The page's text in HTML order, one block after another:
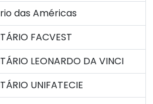
das Américas
FACVEST
LEONARDO DA VINCI
UNIFATECIE